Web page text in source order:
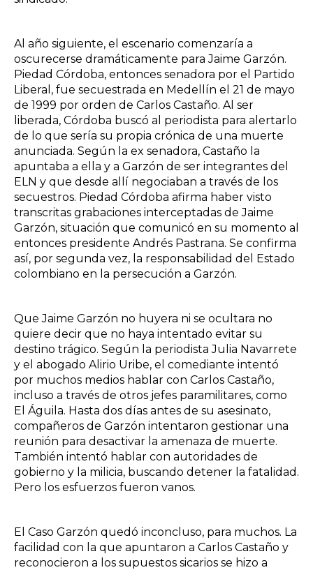
Al año siguiente, el escenario comenzaría a
oscurecerse dramáticamente para Jaime Garzón.
Piedad Córdoba, entonces senadora por el Partido
Liberal, fue secuestrada en Medellín el 21 de mayo
de 1999 por orden de Carlos Castaño. Al ser
liberada, Córdoba buscó al periodista para alertarlo
de lo que sería su propia crónica de una muerte
anunciada. Según la ex senadora, Castaño la
apuntaba a ella y a Garzón de ser integrantes del
ELN y que desde allí negociaban a través de los
secuestros. Piedad Córdoba afirma haber visto
transcritas grabaciones interceptadas de Jaime
Garzón, situación que comunicó en su momento al
entonces presidente Andrés Pastrana. Se confirma
así, por segunda vez, la responsabilidad del Estado
colombiano en la persecución a Garzón.
Que Jaime Garzón no huyera ni se ocultara no
quiere decir que no haya intentado evitar su
destino trágico. Según la periodista Julia Navarrete
y el abogado Alirio Uribe, el comediante intentó
por muchos medios hablar con Carlos Castaño,
incluso a través de otros jefes paramilitares, como
El Águila. Hasta dos días antes de su asesinato,
compañeros de Garzón intentaron gestionar una
reunión para desactivar la amenaza de muerte.
También intentó hablar con autoridades de
gobierno y la milicia, buscando detener la fatalidad.
Pero los esfuerzos fueron vanos.
El Caso Garzón quedó inconcluso, para muchos. La
facilidad con la que apuntaron a Carlos Castaño y
reconocieron a los supuestos sicarios se hizo a